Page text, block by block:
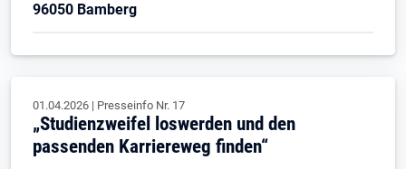
96050 Bamberg
01.04.2026 | Presseinfo Nr. 17
„Studienzweifel loswerden und den
passenden Karriereweg finden“